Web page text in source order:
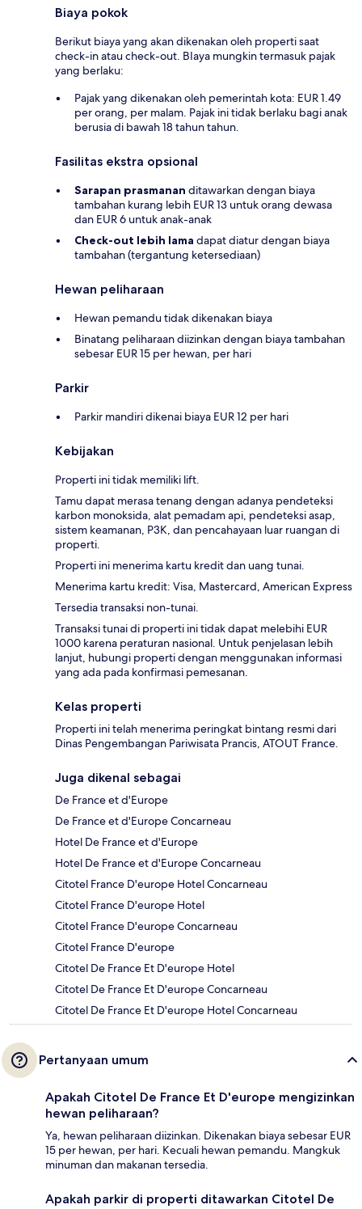
Biaya pokok
Berikut biaya yang akan dikenakan oleh properti saat
check-in atau check-out. BIaya mungkin termasuk pajak
yang berlaku:
Pajak yang dikenakan oleh pemerintah kota: EUR 1.49
per orang, per malam. Pajak ini tidak berlaku bagi anak
berusia di bawah 18 tahun tahun.
Fasilitas ekstra opsional
Sarapan prasmanan ditawarkan dengan biaya
tambahan kurang lebih EUR 13 untuk orang dewasa
dan EUR 6 untuk anak-anak
Check-out lebih lama dapat diatur dengan biaya
tambahan (tergantung ketersediaan)
Hewan peliharaan
Hewan pemandu tidak dikenakan biaya
Binatang peliharaan diizinkan dengan biaya tambahan
sebesar EUR 15 per hewan, per hari
Parkir
Parkir mandiri dikenai biaya EUR 12 per hari
Kebijakan
Properti ini tidak memiliki lift.
Tamu dapat merasa tenang dengan adanya pendeteksi
karbon monoksida, alat pemadam api, pendeteksi asap,
sistem keamanan, P3K, dan pencahayaan luar ruangan di
properti.
Properti ini menerima kartu kredit dan uang tunai.
Menerima kartu kredit: Visa, Mastercard, American Express
Tersedia transaksi non-tunai.
Transaksi tunai di properti ini tidak dapat melebihi EUR
1000 karena peraturan nasional. Untuk penjelasan lebih
lanjut, hubungi properti dengan menggunakan informasi
yang ada pada konfirmasi pemesanan.
Kelas properti
Properti ini telah menerima peringkat bintang resmi dari
Dinas Pengembangan Pariwisata Prancis, ATOUT France.
Juga dikenal sebagai
De France et d'Europe
De France et d'Europe Concarneau
Hotel De France et d'Europe
Hotel De France et d'Europe Concarneau
Citotel France D'europe Hotel Concarneau
Citotel France D'europe Hotel
Citotel France D'europe Concarneau
Citotel France D'europe
Citotel De France Et D'europe Hotel
Citotel De France Et D'europe Concarneau
Citotel De France Et D'europe Hotel Concarneau
Pertanyaan umum
Apakah Citotel De France Et D'europe mengizinkan
hewan peliharaan?
Ya, hewan peliharaan diizinkan. Dikenakan biaya sebesar EUR
15 per hewan, per hari. Kecuali hewan pemandu. Mangkuk
minuman dan makanan tersedia.
Apakah parkir di properti ditawarkan Citotel De